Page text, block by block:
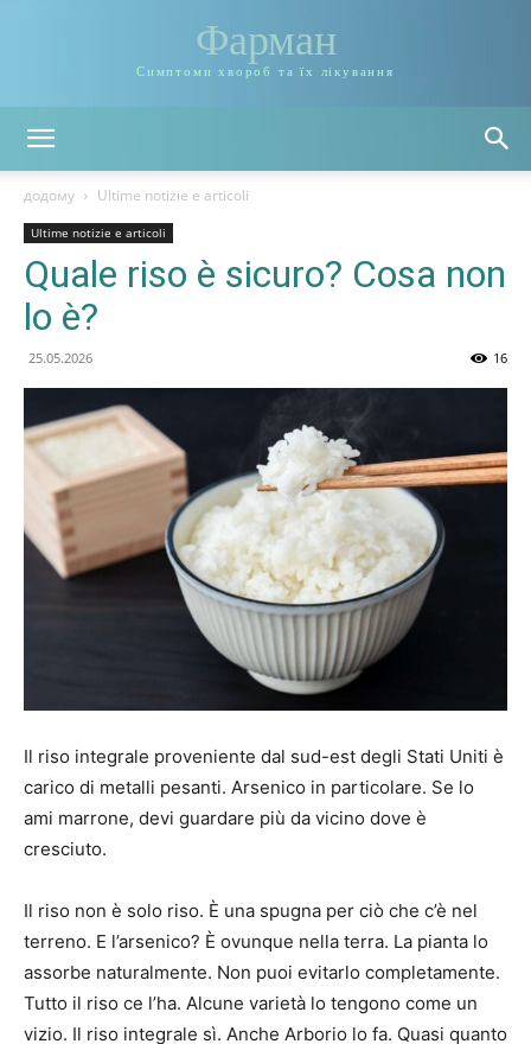
Фарман
Симптоми хвороб та їх лікування
додому Ultime notizie e articoli
Ultime notizie e articoli
Quale riso è sicuro? Cosa non
lo è?
25.05.2026 16
Il riso integrale proveniente dal sud-est degli Stati Uniti è
carico di metalli pesanti. Arsenico in particolare. Se lo
ami marrone, devi guardare più da vicino dove è
cresciuto.
Il riso non è solo riso. È una spugna per ciò che c’è nel
terreno. E l’arsenico? È ovunque nella terra. La pianta lo
assorbe naturalmente. Non puoi evitarlo completamente.
Tutto il riso ce l’ha. Alcune varietà lo tengono come un
vizio. Il riso integrale sì. Anche Arborio lo fa. Quasi quanto